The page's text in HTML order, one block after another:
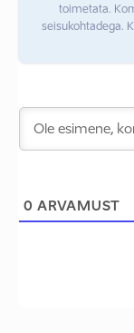
toimetata.
seisukohtadega.
0 ARVAMUST